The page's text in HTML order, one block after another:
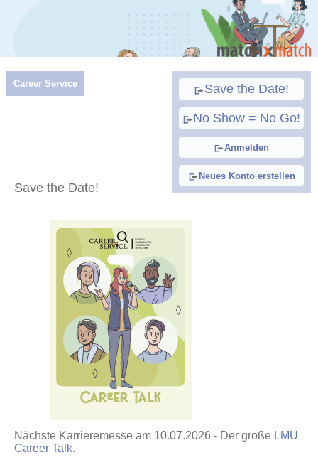
Save the Date!
No Show = No Go!
Anmelden
Neues Konto erstellen
Career Service
Save the Date!
Nächste Karrieremesse am 10.07.2026 - Der große LMU
Career Talk.